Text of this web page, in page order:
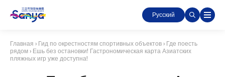
Русский
Главная › Гид по окрестностям спортивных объектов › Где поесть
рядом › Ешь без остановки! Гастрономическая карта Азиатских
пляжных игр уже доступна!